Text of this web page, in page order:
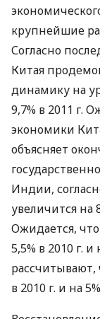
крупнейшие
Согласно
Китая
динамику на
9,7% в 2011 г.
экономики
объясняет
Индии,
увеличится на
Ожидается,
5,5% в 2010 г.
рассчитывают,
в 2010 г. и на